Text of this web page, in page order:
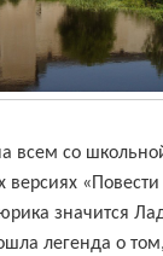
всем со
версиях
значится
легенда о